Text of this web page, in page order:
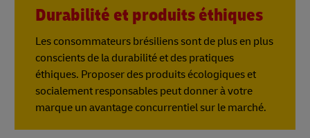
Durabilité et produits éthiques
Les consommateurs brésiliens sont de plus en plus
conscients de la durabilité et des pratiques
éthiques. Proposer des produits écologiques et
socialement responsables peut donner à votre
marque un avantage concurrentiel sur le marché.